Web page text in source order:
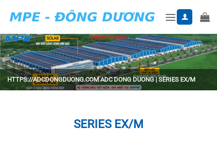
HTTPS://ADCDONGDUONG.COM ADC DONG DUONG|SERIES EX/M
SERIES EX/M